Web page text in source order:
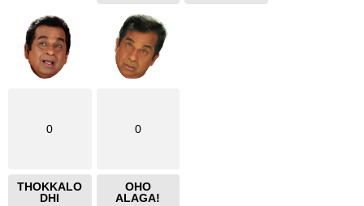
0
THOKKALO
DHI
0
OHO
ALAGA!